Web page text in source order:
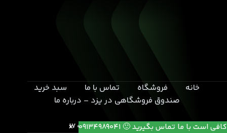
کافی است با ما تماس بگیرید 🙂 09134989041
خانه فروشگاه تماس با ما
سبد خرید
صندوق فروشگاهی در یزد – درباره ما
یزد- بلوار خامنه ای- انتهای کوچه 17